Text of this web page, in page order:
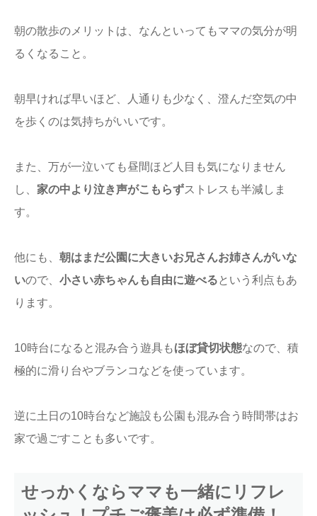
朝の散歩のメリットは、なんといってもママの気分が明
るくなること。
朝早ければ早いほど、人通りも少なく、澄んだ空気の中
を歩くのは気持ちがいいです。
また、万が一泣いても昼間ほど人目も気になりません
し、 家の中より泣き声がこもらずストレスも半減しま
す。
他にも、 朝はまだ公園に大きいお兄さんお姉さんがいな
いので、 小さい赤ちゃんも自由に遊べる という利点もあ
ります。
10時台になると混み合う遊具もほぼ貸切状態なので、積
極的に滑り台やブランコなどを使っています。
逆に土日の10時台など施設も公園も混み合う時間帯はお
家で過ごすことも多いです。
せっかくならママも一緒にリフレ